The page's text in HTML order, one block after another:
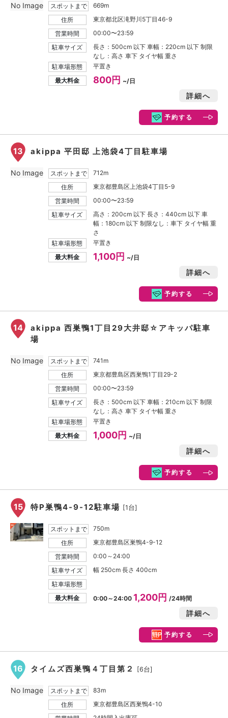
スポットまで
669m
住所
東京都北区滝野川5丁目46-9
営業時間
00:00〜23:59
駐車サイズ
長さ：500cm 以下 車幅：220cm 以下 制限
なし：高さ 車下 タイヤ幅 重さ
駐車場形態
平置き
最大料金
800円 ~/日
詳細へ
予約する
No Image
13 akippa 平田邸 上池袋4丁目駐車場
スポットまで
712m
住所
東京都豊島区上池袋4丁目5-9
営業時間
00:00〜23:59
駐車サイズ
高さ：200cm 以下 長さ：440cm 以下 車
幅：180cm 以下 制限なし：車下 タイヤ幅 重
さ
駐車場形態
平置き
最大料金
1,100円 ~/日
詳細へ
予約する
No Image
14
akippa 西巣鴨1丁目29大井邸☆アキッパ駐車
場
スポットまで
741m
住所
東京都豊島区西巣鴨1丁目29-2
営業時間
00:00〜23:59
駐車サイズ
長さ：500cm 以下 車幅：210cm 以下 制限
なし：高さ 車下 タイヤ幅 重さ
駐車場形態
平置き
最大料金
1,000円 ~/日
詳細へ
予約する
No Image
15 特P巣鴨4-9-12駐車場 [1台]
スポットまで
750m
住所
東京都豊島区巣鴨4-9-12
営業時間
0:00～24:00
駐車サイズ
幅 250cm 長さ 400cm
駐車場形態
最大料金
0:00～24:00 1,200円 /24時間
詳細へ
予約する
16 タイムズ西巣鴨４丁目第２ [6台]
スポットまで
83m
住所
東京都豊島区西巣鴨4-10
No Image